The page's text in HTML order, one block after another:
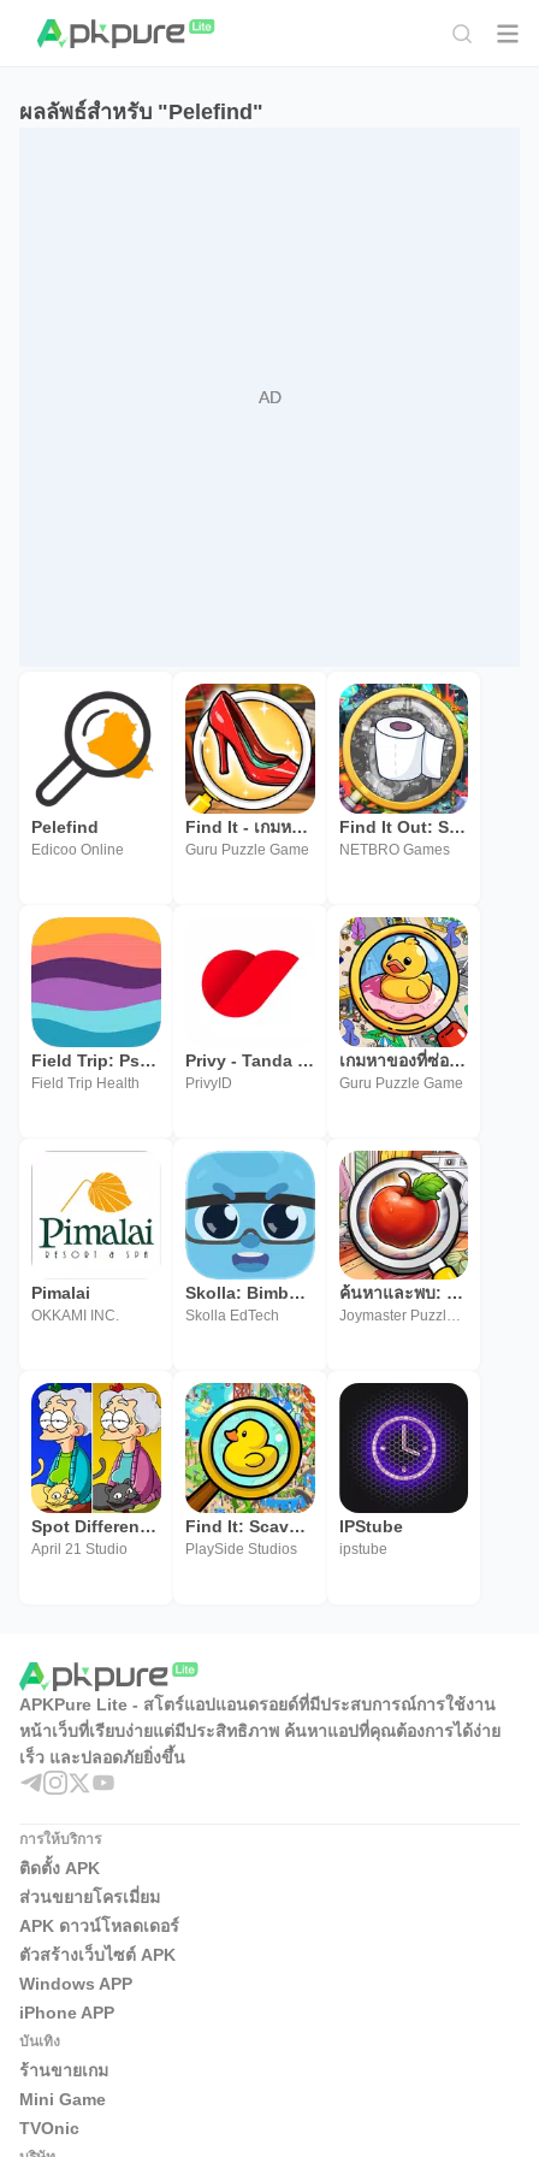
ผลลัพธ์สำหรับ "Pelefind"
Pelefind
Edicoo Online
Find It - เกมหาของที่ซ่อนอยู่
Guru Puzzle Game
Find It Out: Spy Hidden Object
NETBRO Games
Field Trip: Psychedelic guide
Field Trip Health
Privy - Tanda Tangan Digital
PrivyID
เกมหาของที่ซ่อนอยู่: ค้นพบ
Guru Puzzle Game
Pimalai
OKKAMI INC.
Skolla: Bimbel SD-SMA & UTBK
Skolla EdTech
ค้นหาและพบ: สปายวัตถุซ่อนเร้น
Joymaster Puzzle Game Studio
Spot Differences Find & Search
April 21 Studio
Find It: Scavenger Hunt
PlaySide Studios
IPStube
ipstube
APKPure Lite - สโตร์แอปแอนดรอยด์ที่มีประสบการณ์การใช้งาน
หน้าเว็บที่เรียบง่ายแต่มีประสิทธิภาพ ค้นหาแอปที่คุณต้องการได้ง่าย
เร็ว และปลอดภัยยิ่งขึ้น
การให้บริการ
ติดตั้ง APK
ส่วนขยายโครเมี่ยม
APK ดาวน์โหลดเดอร์
ตัวสร้างเว็บไซต์ APK
Windows APP
iPhone APP
บันเทิง
ร้านขายเกม
Mini Game
TVOnic